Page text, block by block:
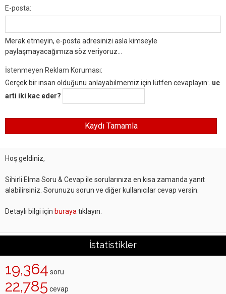
E-posta:
Merak etmeyin, e-posta adresinizi asla kimseyle
paylaşmayacağımıza söz veriyoruz...
İstenmeyen Reklam Koruması:
Gerçek bir insan olduğunu anlayabilmemiz için lütfen cevaplayın:. uc
arti iki kac eder?
Hoş geldiniz,
Sihirli Elma Soru & Cevap ile sorularınıza en kısa zamanda yanıt
alabilirsiniz. Sorunuzu sorun ve diğer kullanıcılar cevap versin.
Detaylı bilgi için buraya tıklayın.
İstatistikler
19,364 soru
22,785 cevap